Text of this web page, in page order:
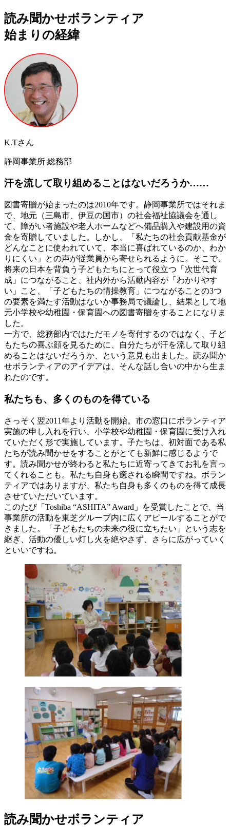
読み聞かせボランティア
始まりの経緯
K.Tさん
静岡事業所 総務部
汗を流して取り組めることはないだろうか……
図書寄贈が始まったのは2010年です。静岡事業所ではそれま
で、地元（三島市、伊豆の国市）の社会福祉協議会を通し
て、障がい者施設や老人ホームなどへ備品購入や建設用の資
金を寄贈していました。しかし、「私たちの社会貢献基金が
どんなことに使われていて、本当に喜ばれているのか、わか
りにくい」との声が従業員から寄せられるように。そこで、
将来の日本を背負う子どもたちにとって役立つ「次世代育
成」につながること、社内外から活動内容が「わかりやす
い」こと、「子どもたちの情操教育」につながることの3つ
の要素を満たす活動はないか事務局で議論し、結果として地
元小学校や幼稚園・保育園への図書寄贈をすることになりま
した。
一方で、総務部内ではただモノを寄付するのではなく、子ど
もたちの喜ぶ顔を見るために、自分たちが汗を流して取り組
めることはないだろうか、という意見も出ました。読み聞か
せボランティアのアイデアは、そんな話し合いの中から生ま
れたのです。
私たちも、多くのものを得ている
さっそく翌2011年より活動を開始。市の窓口にボランティア
実施の申し入れを行い、小学校や幼稚園・保育園に受け入れ
ていただく形で実施しています。子たちは、初対面である私
たちが読み聞かせをすることがとても新鮮に感じるようで
す。読み聞かせが終わると私たちに近寄ってきてお礼を言っ
てくれることも。私たち自身も癒される瞬間ですね。ボラン
ティアではありますが、私たち自身も多くのものを得て成長
させていただいています。
このたび「Toshiba “ASHITA” Award」を受賞したことで、当
事業所の活動を東芝グループ内に広くアピールすることがで
きました。「子どもたちの未来の役に立ちたい」という志を
継ぎ、活動の優しい灯し火を絶やさず、さらに広がっていく
といいですね。
読み聞かせボランティア